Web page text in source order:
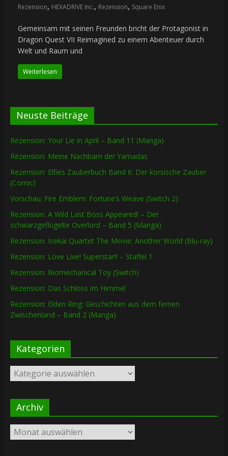
Rezension, HEXADRIVE Inc., Rezension, Square Enix
Gemeinsam mit seinen Freunden bricht der Protagonist in
Dragon Quest VII Reimagined zu einem Abenteuer durch
Welt und Raum und
Weiterlesen
Neuste Beiträge
Rezension: Your Lie in April – Band 11 (Manga)
Rezension: Meine Nachbarn der Yamadas
Rezension: Elfies Zauberbuch Band 6: Der korsische Zauber
(Comic)
Vorschau: Fire Emblem: Fortune’s Weave (Switch 2)
Rezension: A Wild Last Boss Appeared! – Der
schwarzgeflügelte Overlord – Band 5 (Manga)
Rezension: Isekai Quartet The Movie: Another World (Blu-ray)
Rezension: Love Live! Superstar!! – Staffel 1
Rezension: Biomechanical Toy (Switch)
Rezension: Das Schloss im Himmel
Rezension: Elden Ring: Geschichten aus dem fernen
Zwischenland – Band 2 (Manga)
Kategorien
Kategorien
Archiv
Archiv